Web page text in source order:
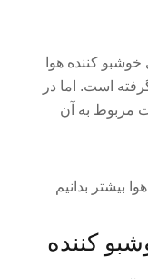
خوشبو کننده هوا
است. اما در
مربوط به آن
کننده